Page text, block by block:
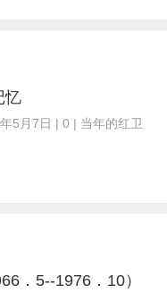
忆
5月7日 | 0 | 当年的红卫
．5--1976．10）